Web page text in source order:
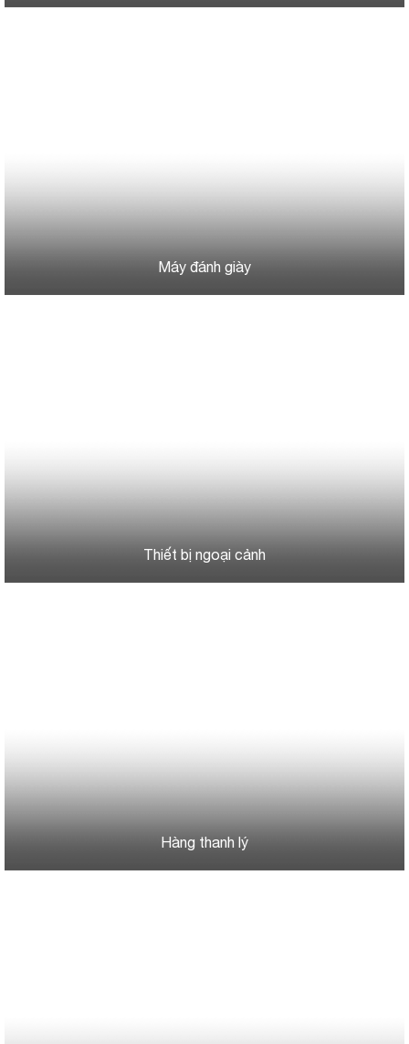
Máy đánh giày
Thiết bị ngoại cảnh
Hàng thanh lý